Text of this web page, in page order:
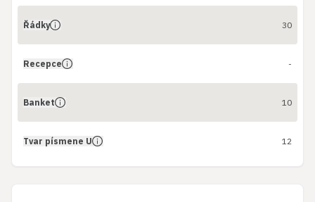
Řádky 30
Recepce -
Banket 10
Tvar písmene U 12